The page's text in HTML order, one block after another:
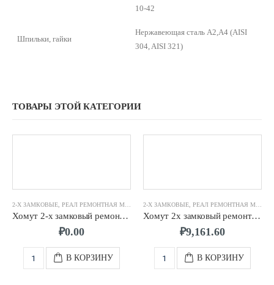
10-42
Шпильки, гайки
Нержавеющая сталь A2,A4 (AISI
304, AISI 321)
ТОВАРЫ ЭТОЙ КАТЕГОРИИ
2-Х ЗАМКОВЫЕ РЕАЛ РЕМОНТНАЯ МУФТА
Хомут 2-х замковый ремонтный д. 450мм (450-470) 12шп. L 600
₽0.00
В КОРЗИНУ
2-Х ЗАМКОВЫЕ РЕАЛ РЕМОНТНАЯ МУФТА
Хомут 2х замковый ремонтный д. 300 (335-355) мм 6-х шп. L-250
₽9,161.60
В КОРЗИНУ